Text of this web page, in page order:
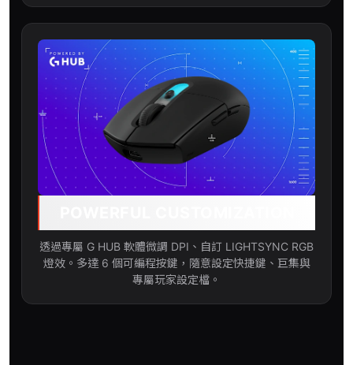
透過專屬 G HUB 軟體微調 DPI、自訂 LIGHTSYNC RGB
燈效。多達 6 個可編程按鍵，隨意設定快捷鍵、巨集與
專屬玩家設定檔。